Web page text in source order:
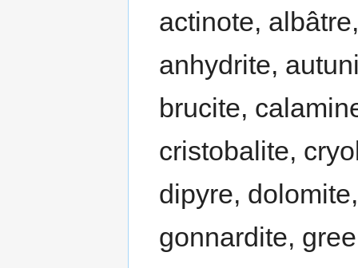
actinote,
anhydrite,
brucite,
cristobalite,
dipyre,
gonnardite,